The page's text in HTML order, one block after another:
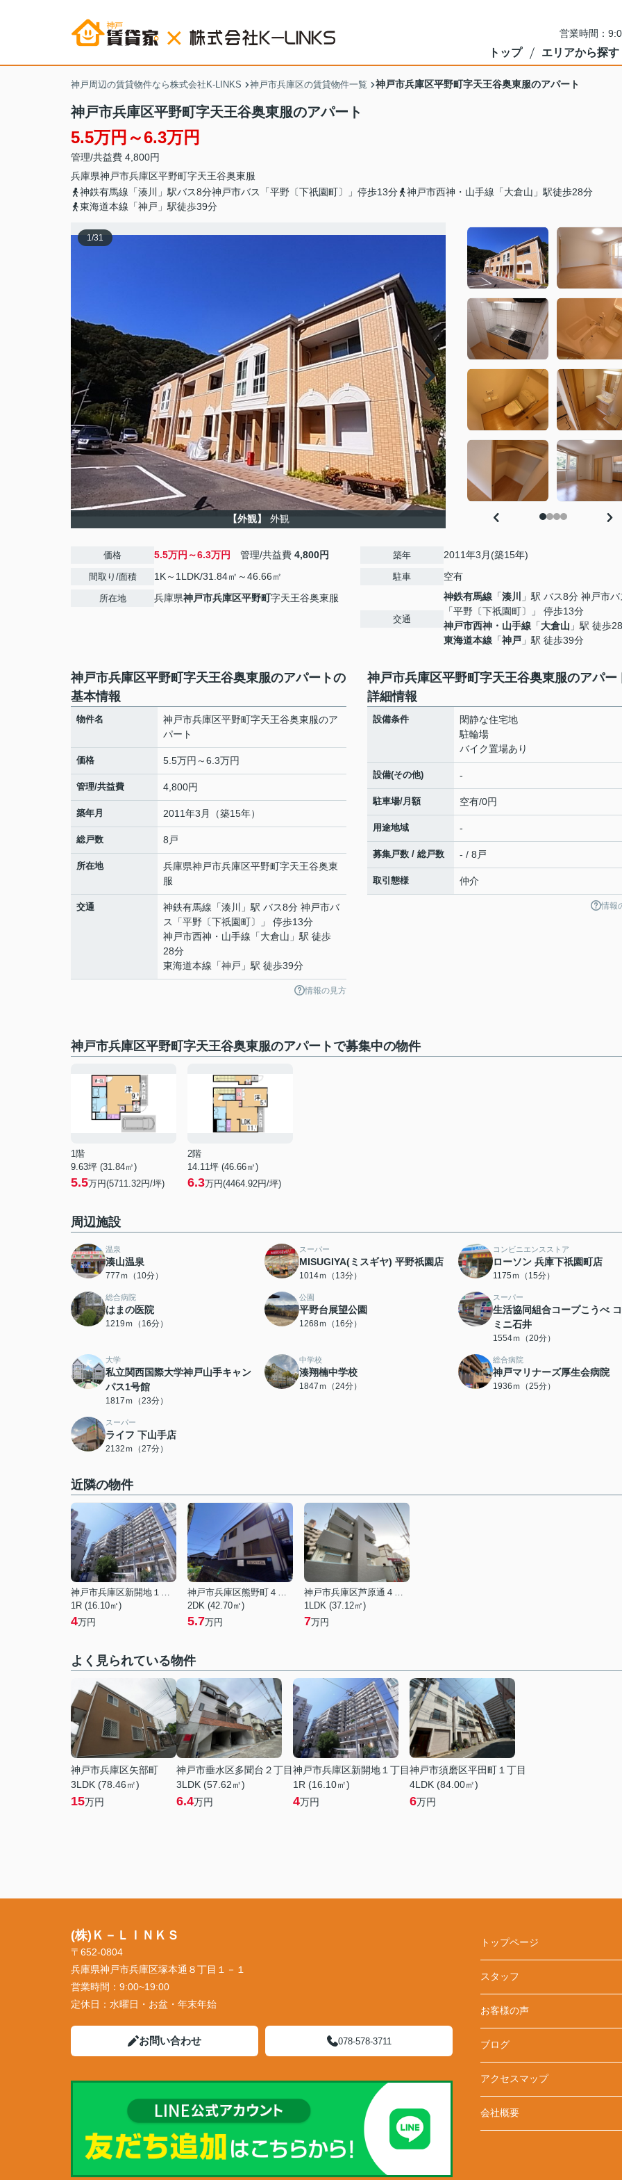
営業時間：
トップ エリアから探す
神戸周辺の賃貸物件なら株式会社K-LINKS 神戸市兵庫区の賃貸物件一覧 神戸市兵庫区平野町字天王谷奥東服のアパート
神戸市兵庫区平野町字天王谷奥東服のアパート
5.5万円～6.3万円
管理/共益費 4,800円
兵庫県神戸市兵庫区平野町字天王谷奥東服
神鉄有馬線「湊川」駅バス8分神戸市バス「平野〔下祇園町〕」停歩13分
神戸市西神・山手線「大倉山」駅徒歩28分
東海道本線「神戸」駅徒歩39分
1/31
【外観】 外観
価格 5.5万円～6.3万円 管理/共益費 4,800円
間取り/面積 1K～1LDK/31.84㎡～46.66㎡
所在地 兵庫県神戸市兵庫区平野町字天王谷奥東服
築年 2011年3月(築15年)
駐車 空有
交通
神鉄有馬線 「湊川
」駅 バス8分 神戸市バ
「平野〔下祇園町〕」 停歩13分
神戸市西神・山手線 「大倉山 」駅 徒歩
東海道本線 「神戸 」駅 徒歩39分
神戸市兵庫区平野町字天王谷奥東服のアパートの
基本情報
物件名
神戸市兵庫区平野町字天王谷奥東服のア
パート
価格 5.5万円～6.3万円
管理/共益費 4,800円
築年月 2011年3月（築15年）
総戸数 8戸
所在地 兵庫県神戸市兵庫区平野町字天王谷奥東
服
交通 神鉄有馬線 「湊川
」駅 バス8分 神戸市バ
ス「平野〔下祇園町〕」 停歩13分
神戸市西神・山手線 「大倉山 」駅 徒歩
28分
東海道本線 「神戸 」駅 徒歩39分
情報の見方
神戸市兵庫区平野町字天王谷奥東服のアパー
詳細情報
設備条件
閑静な住宅地
駐輪場
バイク置場あり
設備(その他) -
駐車場/月額 空有/0円
用途地域 -
募集戸数 / 総戸数 - / 8戸
取引態様 仲介
情報
神戸市兵庫区平野町字天王谷奥東服のアパートで募集中の物件
1階
9.63坪 (31.84㎡)
5.5万円(5711.32円/坪)
2階
14.11坪 (46.66㎡)
6.3万円(4464.92円/坪)
周辺施設
温泉
湊山温泉
777ｍ（10分）
スーパー
MISUGIYA(ミスギヤ) 平野祇園店
1014ｍ（13分）
コンビニエンスストア
ローソン 兵庫下祇園町店
1175ｍ（15分）
総合病院
はまの医院
1219ｍ（16分）
公園
平野台展望公園
1268ｍ（16分）
スーパー
生活協同組合コープこうべ
ミニ石井
1554ｍ（20分）
大学
私立関西国際大学神戸山手キャン
パス1号館
1817ｍ（23分）
中学校
湊翔楠中学校
1847ｍ（24分）
総合病院
神戸マリナーズ厚生会病院
1936ｍ（25分）
スーパー
ライフ 下山手店
2132ｍ（27分）
近隣の物件
神戸市兵庫区新開地１丁目
1R (16.10㎡)
4万円
神戸市兵庫区熊野町４丁目
2DK (42.70㎡)
5.7万円
神戸市兵庫区芦原通４丁目
1LDK (37.12㎡)
7万円
よく見られている物件
神戸市兵庫区矢部町
3LDK (78.46㎡)
15万円
神戸市垂水区多聞台２丁目
3LDK (57.62㎡)
6.4万円
神戸市兵庫区新開地１丁目
1R (16.10㎡)
4万円
神戸市須磨区平田町１丁目
4LDK (84.00㎡)
6万円
(株)Ｋ－ＬＩＮＫＳ
〒652-0804
兵庫県神戸市兵庫区塚本通８丁目１－１
営業時間： 9:00~19:00
定休日： 水曜日・お盆・年末年始
お問い合わせ 078-578-3711
トップページ
スタッフ
お客様の声
ブログ
アクセスマップ
会社概要